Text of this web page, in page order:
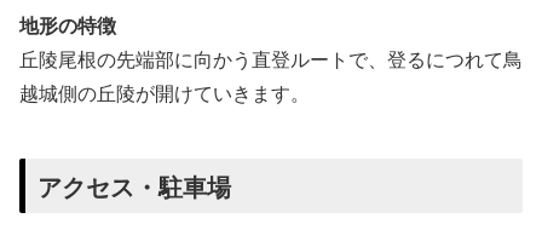
地形の特徴
丘陵尾根の先端部に向かう直登ルートで、登るにつれて鳥
越城側の丘陵が開けていきます。
アクセス・駐車場